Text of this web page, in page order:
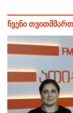
ჩვენი